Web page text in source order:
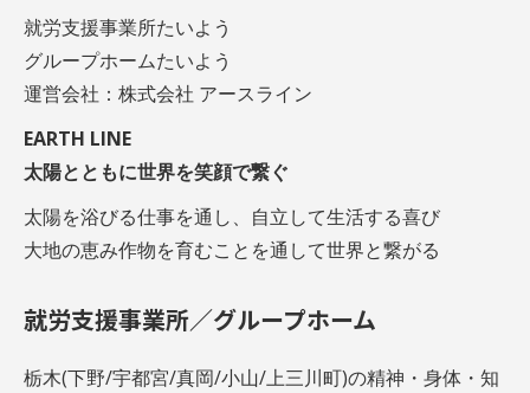
就労支援事業所たいよう
グループホームたいよう
運営会社：株式会社 アースライン
EARTH LINE
太陽とともに世界を笑顔で繋ぐ
太陽を浴びる仕事を通し、自立して生活する喜び
大地の恵み作物を育むことを通して世界と繋がる
就労支援事業所／グループホーム
栃木(下野/宇都宮/真岡/小山/上三川町)の精神・身体・知